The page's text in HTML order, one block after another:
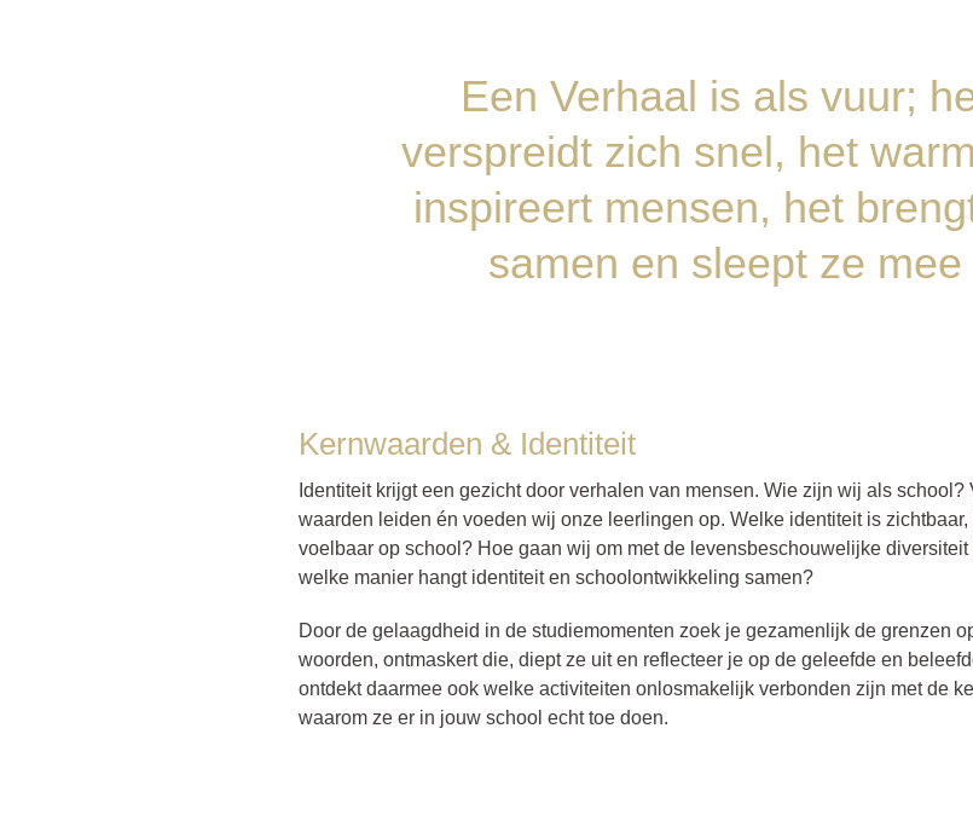
Een Verhaal is als vuur;
verspreidt zich snel, het
inspireert mensen, het
samen en sleept ze mee
Kernwaarden & Identiteit
Identiteit krijgt een gezicht door verhalen van mensen. Wie zijn wij als school?
waarden leiden én voeden wij onze leerlingen op. Welke identiteit is zichtbaar,
voelbaar op school? Hoe gaan wij om met de levensbeschouwelijke
welke manier hangt identiteit en schoolontwikkeling samen?
Door de gelaagdheid in de studiemomenten zoek je gezamenlijk de grenzen
woorden, ontmaskert die, diept ze uit en reflecteer je op de geleefde en
ontdekt daarmee ook welke activiteiten onlosmakelijk verbonden zijn met de
waarom ze er in jouw school echt toe doen.